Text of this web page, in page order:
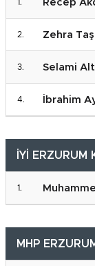
Recep
Zehra
Selami
İbrahim
İYİ ERZURUM
MHP